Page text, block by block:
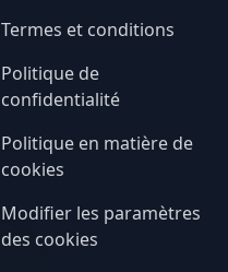
Termes et conditions
Politique de
confidentialité
Politique en matière de
cookies
Modifier les paramètres
des cookies